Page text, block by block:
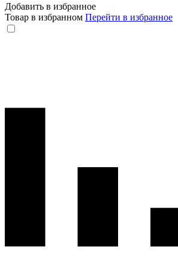
Добавить в избранное
Товар в избранном Перейти в избранное